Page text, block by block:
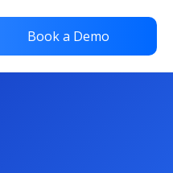
Book a Demo